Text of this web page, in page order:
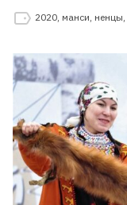
2020, манси, ненцы,